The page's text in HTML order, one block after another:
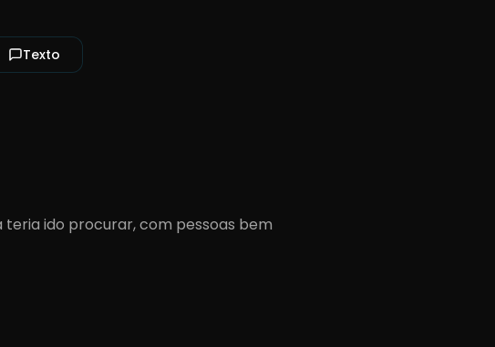
Texto
ido procurar, com pessoas bem